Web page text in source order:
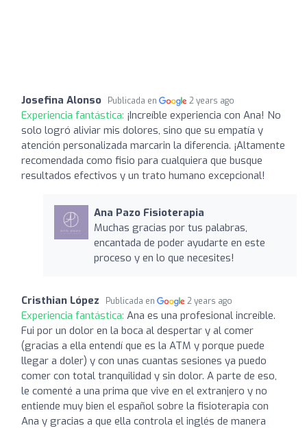
Josefina Alonso Publicada en 2 years ago
Experiencia fantástica: ¡Increíble experiencia con Ana! No
solo logró aliviar mis dolores, sino que su empatía y
atención personalizada marcarin la diferencia. ¡Altamente
recomendada como fisio para cualquiera que busque
resultados efectivos y un trato humano excepcional!
Ana Pazo Fisioterapia
Muchas gracias por tus palabras,
encantada de poder ayudarte en este
proceso y en lo que necesites!
Cristhian López Publicada en 2 years ago
Experiencia fantástica: Ana es una profesional increíble.
Fui por un dolor en la boca al despertar y al comer
(gracias a ella entendí que es la ATM y porque puede
llegar a doler) y con unas cuantas sesiones ya puedo
comer con total tranquilidad y sin dolor. A parte de eso,
le comenté a una prima que vive en el extranjero y no
entiende muy bien el español sobre la fisioterapia con
Ana y gracias a que ella controla el inglés de manera